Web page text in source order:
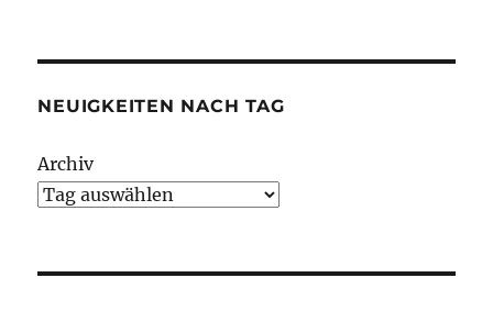
NEUIGKEITEN NACH TAG
Archiv